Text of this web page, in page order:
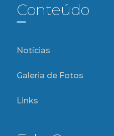
Conteúdo
Notícias
Galeria de Fotos
Links